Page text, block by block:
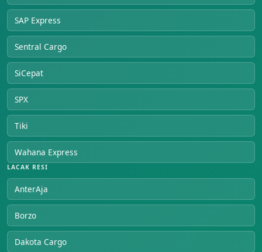
SAP Express
Sentral Cargo
SiCepat
SPX
Tiki
Wahana Express
LACAK RESI
AnterAja
Borzo
Dakota Cargo